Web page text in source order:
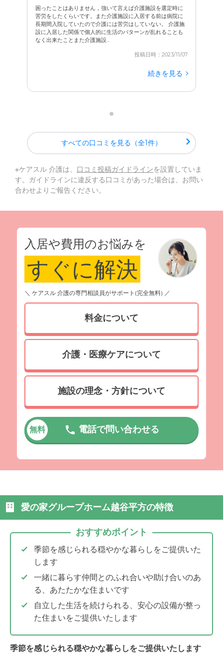
困ったことはありません，強いて言えば介護施設を選定時に
苦労をしたくらいです。また介護施設に入居する前は病院に
長期間入院していたので介護には苦労はしていない。 介護施
設に入居した関係で個人的に生活のパターンが乱れることも
なく出来たことまた介護施設...
投稿日時：2023/11/07
続きを見る
すべての口コミを見る（全1件）
※ケアスル 介護は、 口コミ投稿ガイドラインを設置していま
す。ガイドラインに違反する口コミがあった場合は、お問い
合わせよりご報告ください。
入居や費用のお悩みを
すぐに解決
＼ ケアスル 介護の専門相談員がサポート(完全無料) ／
料金について
介護・医療ケアについて
施設の理念・方針について
無料 電話で問い合わせる
愛の家グループホーム越谷平方の特徴
おすすめポイント
季節を感じられる穏やかな暮らしをご提供いた
します
一緒に暮らす仲間とのふれ合いや助け合いのあ
る、あたたかな住まいです
自立した生活を続けられる、安心の設備が整っ
た住まいをご提供いたします
季節を感じられる穏やかな暮らしをご提供いたします